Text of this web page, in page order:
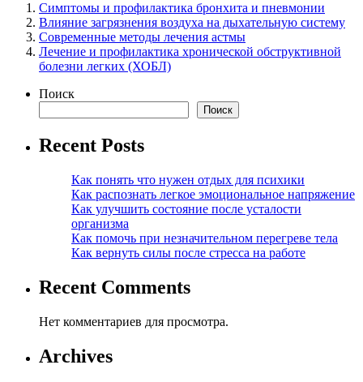
Симптомы и профилактика бронхита и пневмонии
Влияние загрязнения воздуха на дыхательную систему
Современные методы лечения астмы
Лечение и профилактика хронической обструктивной
болезни легких (ХОБЛ)
Поиск
Поиск
Recent Posts
Как понять что нужен отдых для психики
Как распознать легкое эмоциональное напряжение
Как улучшить состояние после усталости
организма
Как помочь при незначительном перегреве тела
Как вернуть силы после стресса на работе
Recent Comments
Нет комментариев для просмотра.
Archives